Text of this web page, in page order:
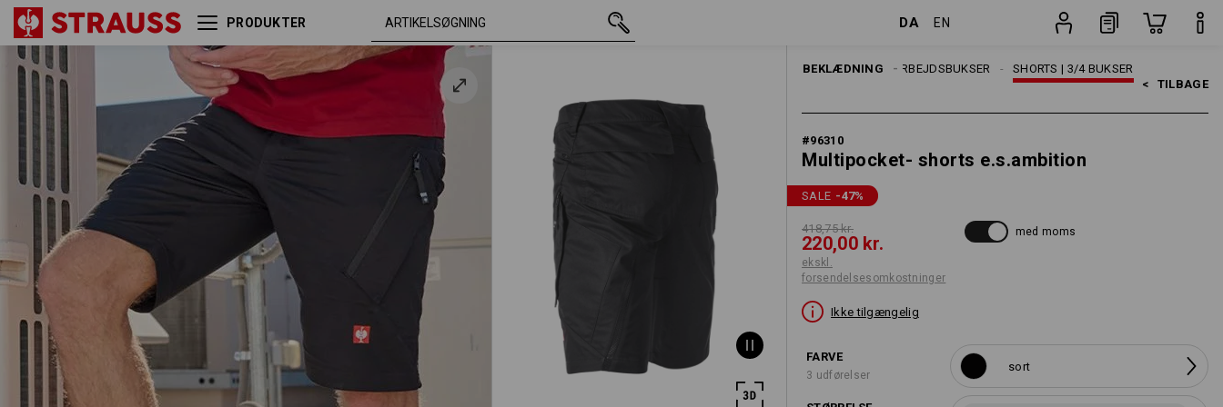
PRODUKTER DA EN
BEKLÆDNING SHORTS | 3/4 BUKSER
ARBEJDSBUKSER
HERRER
< TILBAGE
#96310
Multipocket- shorts e.s.ambition
SALE -47%
418,75 kr.
220,00 kr.
ekskl.
forsendelsesomkostninger
med moms
Ikke tilgængelig
FARVE
3 udførelser
sort
Multipocket- shorts
e.s.ambition
sort C50
418,75 kr.